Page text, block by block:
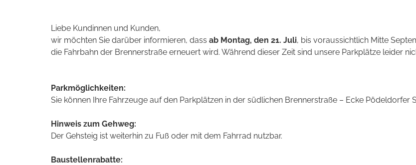
Liebe Kundinnen und Kunden,
wir möchten Sie darüber informieren, dass ab Montag, den 21. Juli, bis voraussichtlich Mitte
die Fahrbahn der Brennerstraße erneuert wird. Während dieser Zeit sind unsere Parkplätze leider
Parkmöglichkeiten:
Sie können Ihre Fahrzeuge auf den Parkplätzen in der südlichen Brennerstraße – Ecke Pödeldorfer
Hinweis zum Gehweg:
Der Gehsteig ist weiterhin zu Fuß oder mit dem Fahrrad nutzbar.
Baustellenrabatte: